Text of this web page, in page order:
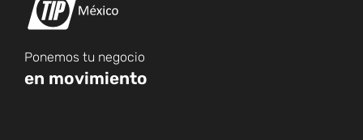
Ponemos tu negocio
en movimiento